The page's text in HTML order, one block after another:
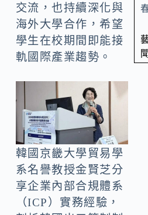
交流，也持續深化與
海外大學合作，希望
學生在校期間即能接
軌國際產業趨勢。
韓國京畿大學貿易學
系名譽教授金賢芝分
享企業內部合規體系
（ICP）實務經驗，
聞